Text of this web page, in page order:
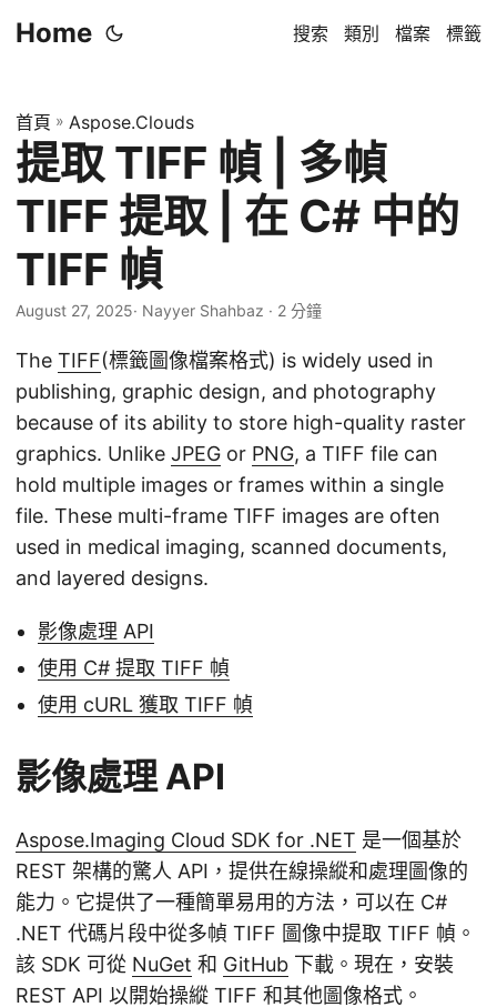
Home 搜索 類別 檔案 標籤
首頁 » Aspose.Clouds
提取 TIFF 幀 | 多幀
TIFF 提取 | 在 C# 中的
TIFF 幀
August 27, 2025· Nayyer Shahbaz · 2 分鐘
The TIFF(標籤圖像檔案格式) is widely used in
publishing, graphic design, and photography
because of its ability to store high-quality raster
graphics. Unlike JPEG or PNG, a TIFF file can
hold multiple images or frames within a single
file. These multi-frame TIFF images are often
used in medical imaging, scanned documents,
and layered designs.
影像處理 API
使用 C# 提取 TIFF 幀
使用 cURL 獲取 TIFF 幀
影像處理 API
Aspose.Imaging Cloud SDK for .NET 是一個基於
REST 架構的驚人 API，提供在線操縱和處理圖像的
能力。它提供了一種簡單易用的方法，可以在 C#
.NET 代碼片段中從多幀 TIFF 圖像中提取 TIFF 幀。
該 SDK 可從 NuGet 和 GitHub 下載。現在，安裝
REST API 以開始操縱 TIFF 和其他圖像格式。